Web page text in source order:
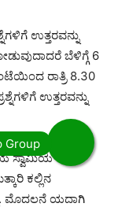
ಉತ್ತರವನ್ನು
ಬೆಳಿಗ್ಗೆ 6
ರಾತ್ರಿ 8.30
ಉತ್ತರವನ್ನು
ಸ್ವಾಮಿಯ
ಕಲ್ಲಿನ
ಮೊದಲನೆ ಯದಾಗಿ